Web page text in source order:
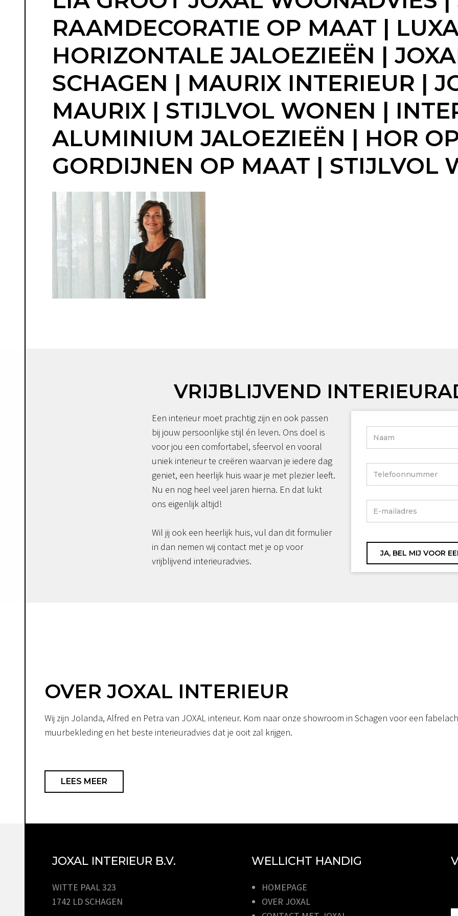
RAAMDECORATIE OP MAAT |
HORIZONTALE JALOEZIEËN |
SCHAGEN | MAURIX INTERIEUR |
MAURIX | STIJLVOL WONEN |
ALUMINIUM JALOEZIEËN | HOR
GORDIJNEN OP MAAT | STIJLVOL
VRIJBLIJVEND
Een interieur moet prachtig zijn en ook passen
bij jouw persoonlijke stijl én leven. Ons doel is
voor jou een comfortabel, sfeervol en vooral
uniek interieur te creëren waarvan je iedere dag
geniet, een heerlijk huis waar je met plezier leeft.
Nu en nog heel veel jaren hierna. En dat lukt
ons eigenlijk altijd!
Wil jij ook een heerlijk huis, vul dan dit formulier
in dan nemen wij contact met je op voor
vrijblijvend interieuradvies.
OVER JOXAL INTERIEUR
Wij zijn Jolanda, Alfred en Petra van JOXAL interieur. Kom naar onze showroom in Schagen voor een
muurbekleding en het beste interieuradvies dat je ooit zal krijgen.
LEES MEER
JOXAL INTERIEUR B.V.
WITTE PAAL 323
1742 LD SCHAGEN
WELLICHT HANDIG
HOMEPAGE
OVER JOXAL